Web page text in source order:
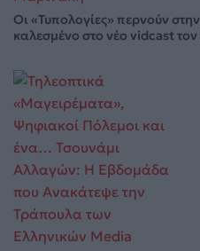
Οι «Τυπολογίες» περνούν
καλεσμένο στο νέο vidcast